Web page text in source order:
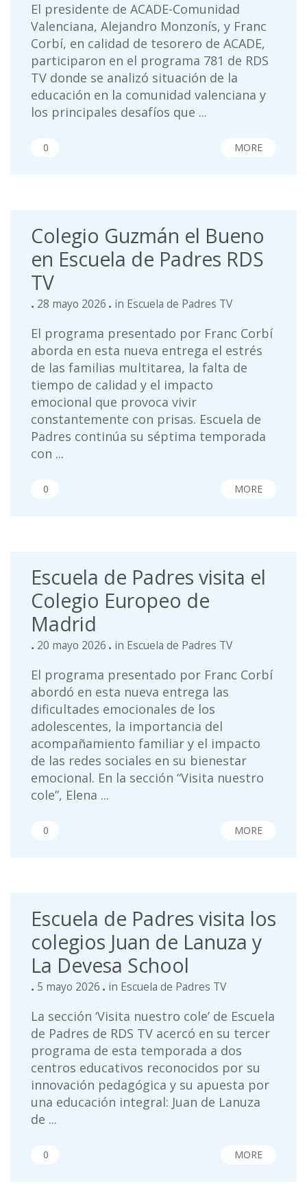
El presidente de ACADE-Comunidad
Valenciana, Alejandro Monzonís, y Franc
Corbí, en calidad de tesorero de ACADE,
participaron en el programa 781 de RDS
TV donde se analizó situación de la
educación en la comunidad valenciana y
los principales desafíos que ...
0 MORE
Colegio Guzmán el Bueno
en Escuela de Padres RDS
TV
28 mayo 2026 in Escuela de Padres TV
El programa presentado por Franc Corbí
aborda en esta nueva entrega el estrés
de las familias multitarea, la falta de
tiempo de calidad y el impacto
emocional que provoca vivir
constantemente con prisas. Escuela de
Padres continúa su séptima temporada
con ...
0 MORE
Escuela de Padres visita el
Colegio Europeo de
Madrid
20 mayo 2026 in Escuela de Padres TV
El programa presentado por Franc Corbí
abordó en esta nueva entrega las
dificultades emocionales de los
adolescentes, la importancia del
acompañamiento familiar y el impacto
de las redes sociales en su bienestar
emocional. En la sección “Visita nuestro
cole”, Elena ...
0 MORE
Escuela de Padres visita los
colegios Juan de Lanuza y
La Devesa School
5 mayo 2026 in Escuela de Padres TV
La sección ‘Visita nuestro cole’ de Escuela
de Padres de RDS TV acercó en su tercer
programa de esta temporada a dos
centros educativos reconocidos por su
innovación pedagógica y su apuesta por
una educación integral: Juan de Lanuza
de ...
0 MORE